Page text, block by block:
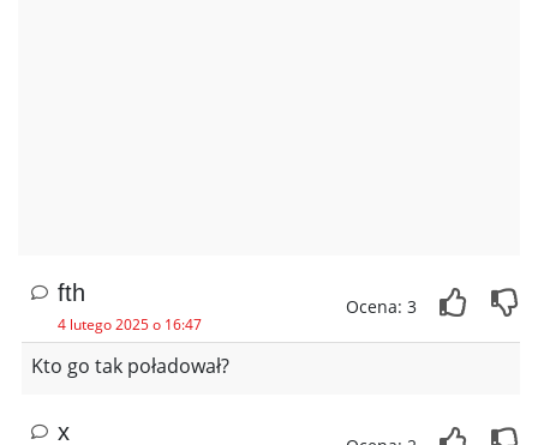
fth
4 lutego 2025 o 16:47
Ocena: 3
Kto go tak poładował?
x